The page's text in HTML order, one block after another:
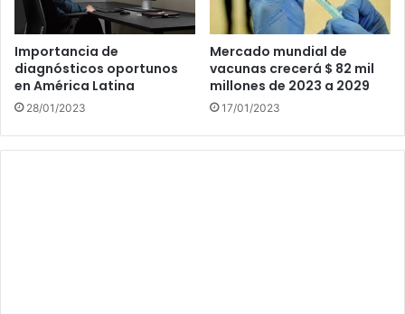
Importancia de
diagnósticos oportunos
en América Latina
28/01/2023
Mercado mundial de
vacunas crecerá $ 82 mil
millones de 2023 a 2029
17/01/2023